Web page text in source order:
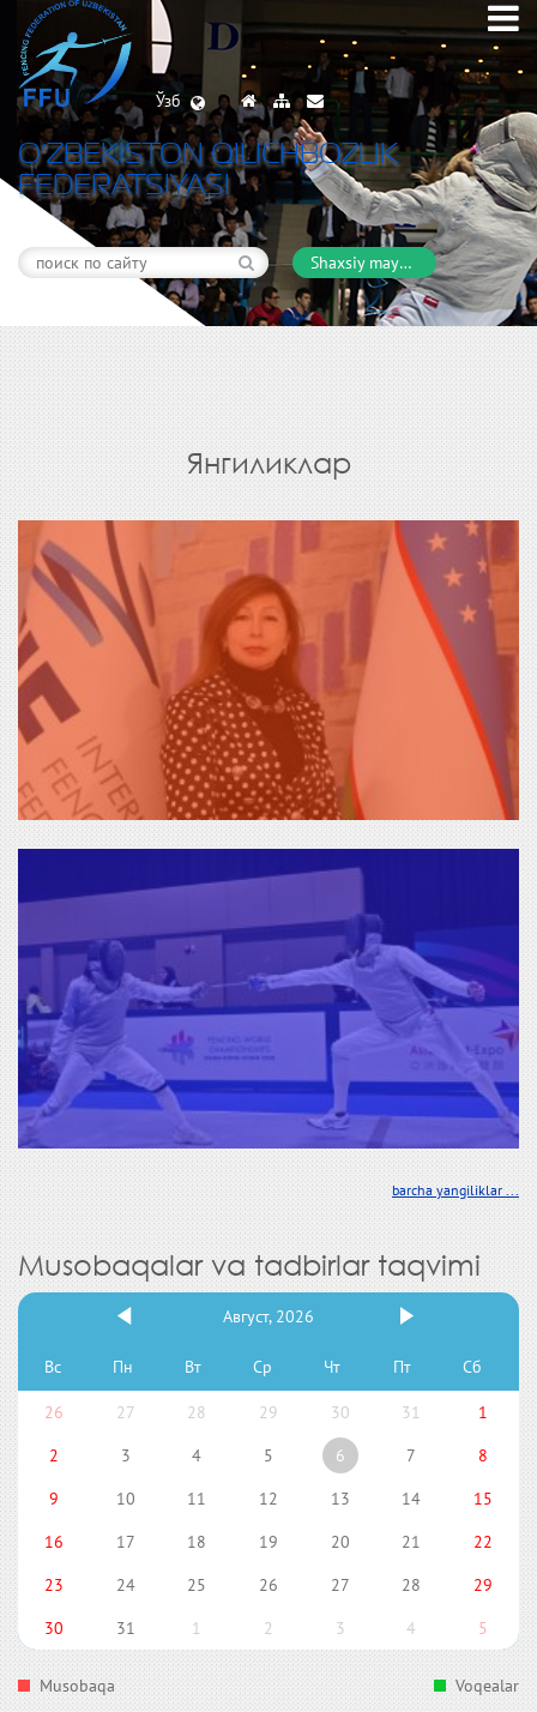
Ўзб
O’ZBEKISTON QILICHBOZLIK
FEDERATSIYASI
Shaxsiy maydon
Янгиликлар
barcha yangiliklar ...
Musobaqalar va tadbirlar taqvimi
Август, 2026
Вс Пн Вт Ср Чт Пт Сб
26 27 28 29 30 31
1
2
3 4 5 6 7
8
9
10 11 12 13 14
15
16
17 18 19 20 21
22
23
24 25 26 27 28
29
30
31 1 2 3 4 5
Musobaqa Voqealar